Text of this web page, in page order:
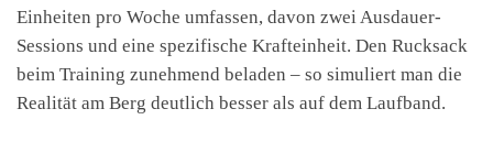
Einheiten pro Woche umfassen, davon zwei Ausdauer-
Sessions und eine spezifische Krafteinheit. Den Rucksack
beim Training zunehmend beladen – so simuliert man die
Realität am Berg deutlich besser als auf dem Laufband.